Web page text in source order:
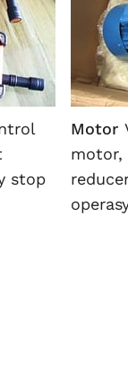
stop
Motor
motor,